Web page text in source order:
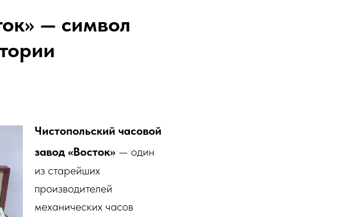
— символ
Чистопольский часовой
завод «Восток» — один
из старейших
производителей
механических часов